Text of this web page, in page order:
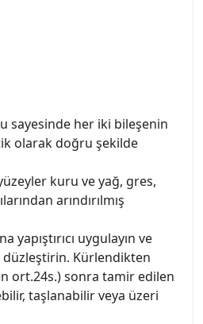
sayesinde her iki bileşenin
olarak doğru şekilde
kuru ve yağ, gres,
arındırılmış
yapıştırıcı uygulayın ve
Kürlendikten
ort.24s.) sonra tamir edilen
taşlanabilir veya üzeri